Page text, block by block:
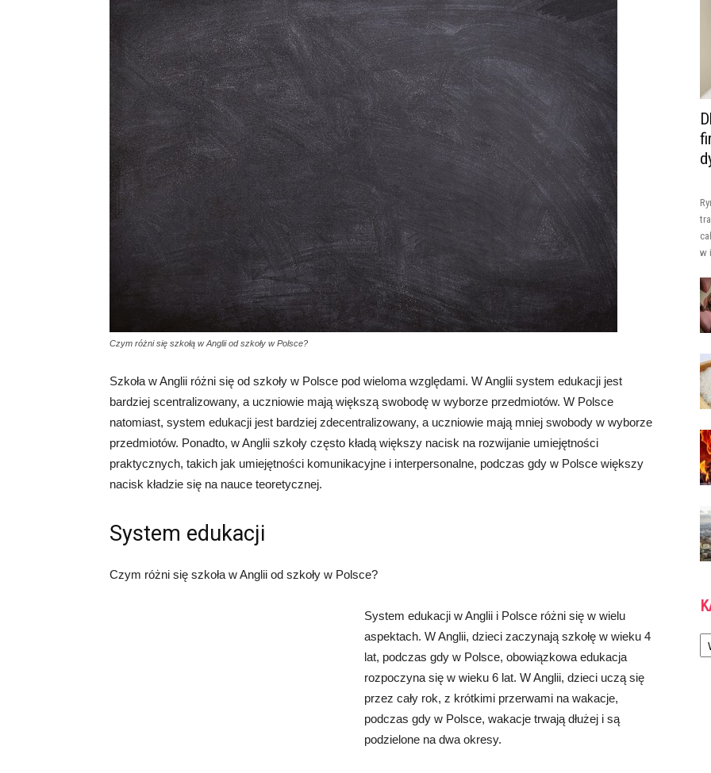
Czym różni się szkołą w Anglii od szkoły w Polsce?
Szkoła w Anglii różni się od szkoły w Polsce pod wieloma względami. W Anglii system edukacji jest
bardziej scentralizowany, a uczniowie mają większą swobodę w wyborze przedmiotów. W Polsce
natomiast, system edukacji jest bardziej zdecentralizowany, a uczniowie mają mniej swobody w wyborze
przedmiotów. Ponadto, w Anglii szkoły często kładą większy nacisk na rozwijanie umiejętności
praktycznych, takich jak umiejętności komunikacyjne i interpersonalne, podczas gdy w Polsce większy
nacisk kładzie się na nauce teoretycznej.
System edukacji
Czym różni się szkoła w Anglii od szkoły w Polsce?
System edukacji w Anglii i Polsce różni się w wielu
aspektach. W Anglii, dzieci zaczynają szkołę w wieku 4
lat, podczas gdy w Polsce, obowiązkowa edukacja
rozpoczyna się w wieku 6 lat. W Anglii, dzieci uczą się
przez cały rok, z krótkimi przerwami na wakacje,
podczas gdy w Polsce, wakacje trwają dłużej i są
podzielone na dwa okresy.
w